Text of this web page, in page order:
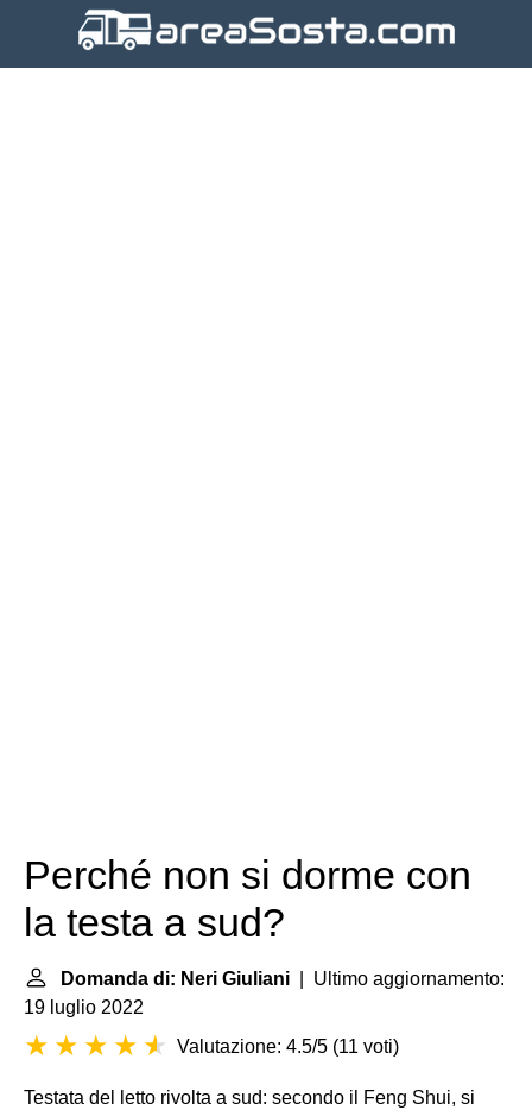
Perché non si dorme con
la testa a sud?
Domanda di: Neri Giuliani | Ultimo aggiornamento:
19 luglio 2022
Valutazione: 4.5/5 (11 voti)
Testata del letto rivolta a sud: secondo il Feng Shui, si